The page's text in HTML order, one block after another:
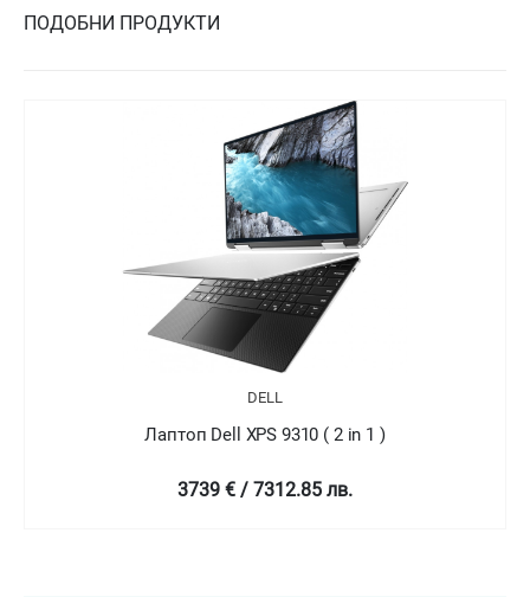
ПОДОБНИ ПРОДУКТИ
DELL
Лаптоп Dell XPS 9310 ( 2 in 1 )
4758.99 € / 9307.78 лв.